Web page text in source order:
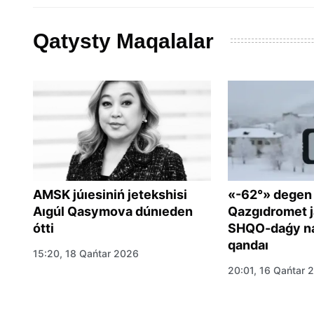
Qatysty Maqalalar
AMSK júıesiniń jetekshisi
Aıgúl Qasymova dúnıeden
ótti
15:20, 18 Qańtar 2026
«-62°» degen
Qazgıdromet
SHQO-daǵy
qandaı
20:01, 16 Qańtar